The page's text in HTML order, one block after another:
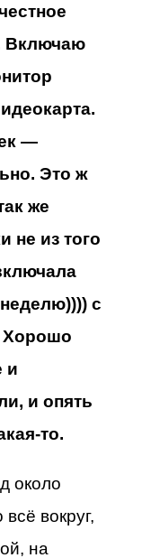
Включаю
—
Это ж
же
не из того
с
Хорошо
и
и опять
то.
около
вокруг,
на